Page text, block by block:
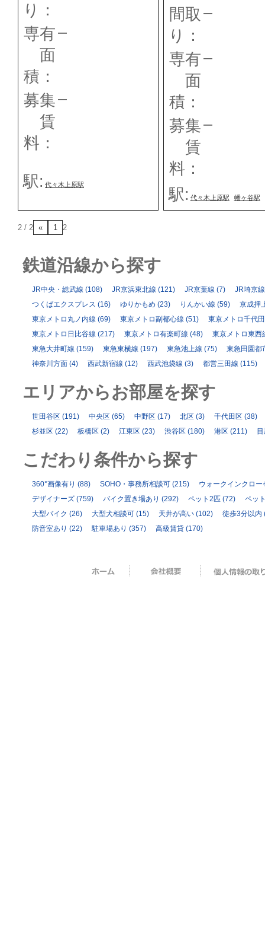
り：
専有
面
積：
–
募集
賃
料：
–
駅: 代々木上原駅
間取
り：
–
専有
面
積：
–
募集
賃
料：
–
駅: 代々木上原駅 幡ヶ谷駅
2 / 2 « 1 2
鉄道沿線から探す
JR中央・総武線 (108) JR京浜東北線 (121) JR京葉線 (7)
JR埼京線
つくばエクスプレス (16) ゆりかもめ (23) りんかい線 (59)
京成押
東京メトロ丸ノ内線 (69) 東京メトロ副都心線 (51)
東京メトロ千代
東京メトロ日比谷線 (217) 東京メトロ有楽町線 (48)
東京メトロ東西
東急大井町線 (159) 東急東横線 (197) 東急池上線 (75)
東急田園都
神奈川方面 (4) 西武新宿線 (12) 西武池袋線 (3) 都営三田線 (115)
エリアからお部屋を探す
世田谷区 (191) 中央区 (65) 中野区 (17) 北区 (3) 千代田区 (38)
杉並区 (22) 板橋区 (2) 江東区 (23) 渋谷区 (180) 港区 (211)
こだわり条件から探す
360°画像有り (88) SOHO・事務所相談可 (215)
ウォークインクロー
デザイナーズ (759) バイク置き場あり (292) ペット2匹 (72)
ペッ
大型バイク (26) 大型犬相談可 (15) 天井が高い (102) 徒歩3分以内
防音室あり (22) 駐車場あり (357) 高級賃貸 (170)